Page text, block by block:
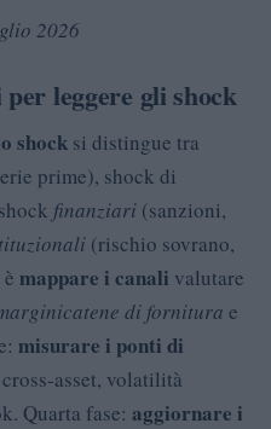
2026
leggere gli shock
shock si distingue tra
prime), shock di
finanziari (sanzioni,
(rischio sovrano,
mappare i canali valutare
catene di fornitura e
misurare i ponti di
asset, volatilità
Quarta fase: aggiornare i